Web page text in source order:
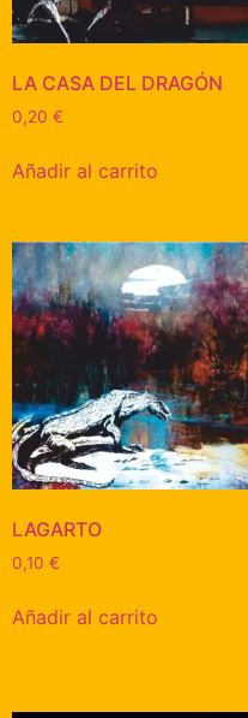
LA CASA DEL DRAGÓN
0,20 €
Añadir al carrito
LAGARTO
0,10 €
Añadir al carrito